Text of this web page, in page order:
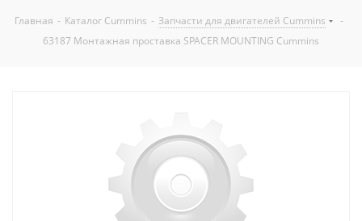
Главная - Каталог Cummins - Запчасти для двигателей Cummins
-
63187 Монтажная проставка SPACER MOUNTING Cummins